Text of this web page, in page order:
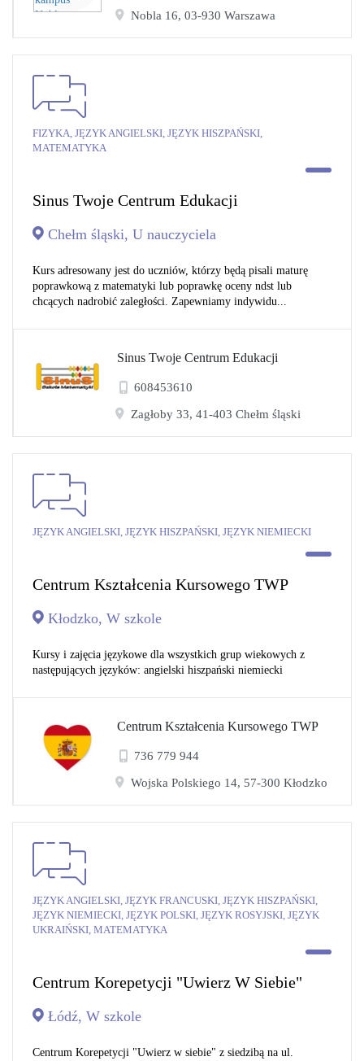
Nobla 16, 03-930 Warszawa
FIZYKA, JĘZYK ANGIELSKI, JĘZYK HISZPAŃSKI,
MATEMATYKA
Sinus Twoje Centrum Edukacji
Chełm śląski, U nauczyciela
Kurs adresowany jest do uczniów, którzy będą pisali maturę
poprawkową z matematyki lub poprawkę oceny ndst lub
chcących nadrobić zaległości. Zapewniamy indywidu...
Sinus Twoje Centrum Edukacji
608453610
Zagłoby 33, 41-403 Chełm śląski
JĘZYK ANGIELSKI, JĘZYK HISZPAŃSKI, JĘZYK NIEMIECKI
Centrum Kształcenia Kursowego TWP
Kłodzko, W szkole
Kursy i zajęcia językowe dla wszystkich grup wiekowych z
następujących języków: angielski hiszpański niemiecki
Centrum Kształcenia Kursowego TWP
736 779 944
Wojska Polskiego 14, 57-300 Kłodzko
JĘZYK ANGIELSKI, JĘZYK FRANCUSKI, JĘZYK HISZPAŃSKI,
JĘZYK NIEMIECKI, JĘZYK POLSKI, JĘZYK ROSYJSKI, JĘZYK
UKRAIŃSKI, MATEMATYKA
Centrum Korepetycji "Uwierz W Siebie"
Łódź, W szkole
Centrum Korepetycji "Uwierz w siebie" z siedzibą na ul.